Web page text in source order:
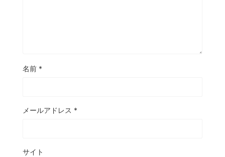
名前 *
メールアドレス *
サイト